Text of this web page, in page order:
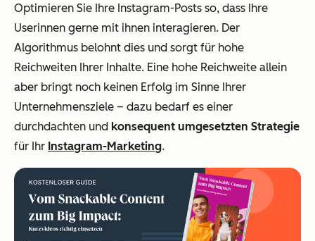
Optimieren Sie Ihre Instagram-Posts so, dass Ihre
Userinnen gerne mit ihnen interagieren. Der
Algorithmus belohnt dies und sorgt für hohe
Reichweiten Ihrer Inhalte. Eine hohe Reichweite allein
aber bringt noch keinen Erfolg im Sinne Ihrer
Unternehmensziele – dazu bedarf es einer
durchdachten und konsequent umgesetzten Strategie
für Ihr Instagram-Marketing.